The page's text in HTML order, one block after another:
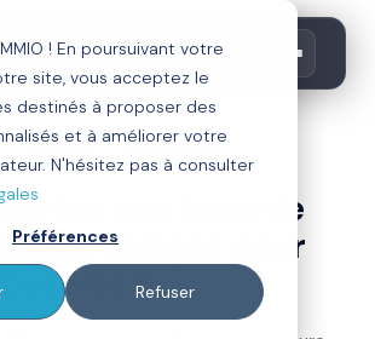
! En poursuivant votre
site, vous acceptez le
destinés à proposer des
et à améliorer votre
N'hésitez pas à consulter
Préférences
Refuser
créer une base de
en ligne pour
?